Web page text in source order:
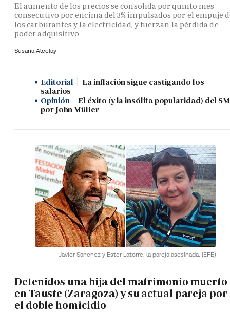
El aumento de los precios se consolida por quinto mes
consecutivo por encima del 3% impulsados por el empuje
los carburantes y la electricidad, y fuerzan la pérdida de
poder adquisitivo
Susana Alcelay
Editorial
La inflación sigue castigando los
salarios
Opinión
El éxito (y la insólita popularidad) del
por John Müller
Javier Sánchez y Ester Latorre, la pareja asesinada. (EFE)
Detenidos una hija del matrimonio muerto
en Tauste (Zaragoza) y su actual pareja por
el doble homicidio